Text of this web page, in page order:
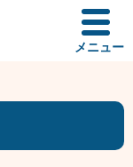
メニュー